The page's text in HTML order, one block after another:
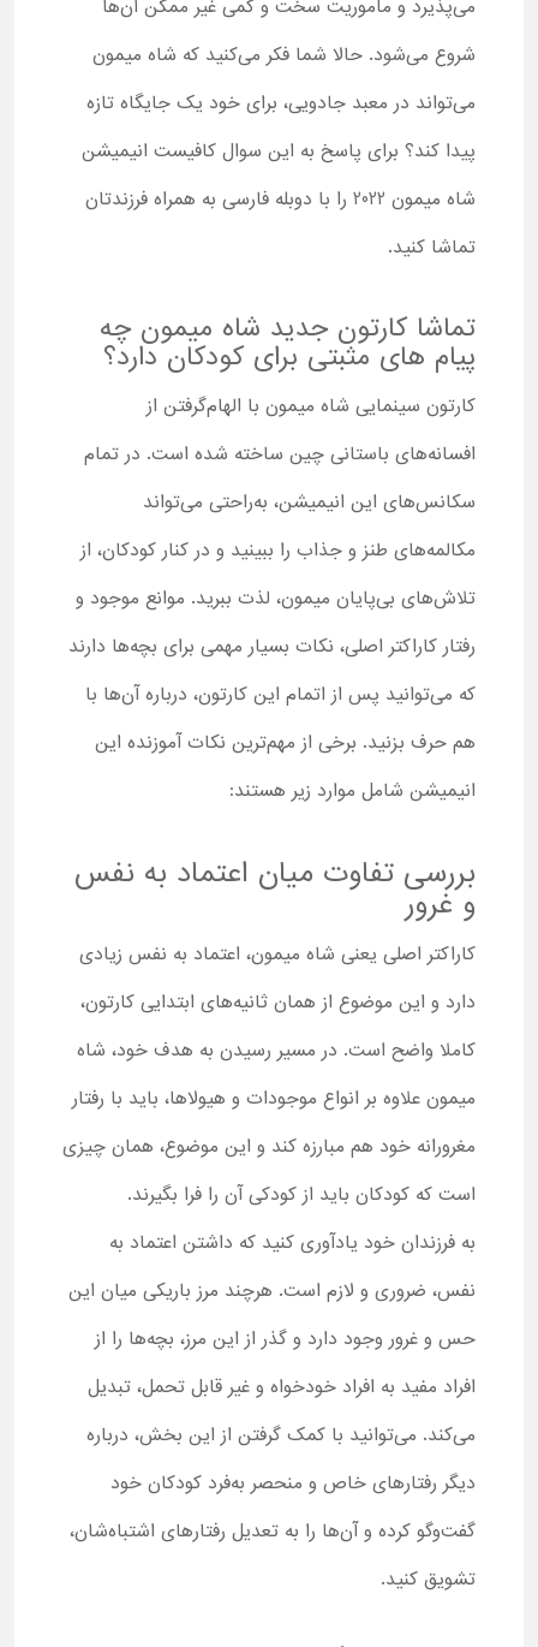
می‌پذیرد و ماموریت سخت و کمی غیر ممکن آن‌ها
شروع می‌شود. حالا شما فکر می‌کنید که شاه میمون
می‌تواند در معبد جادویی، برای خود یک جایگاه تازه
پیدا کند؟ برای پاسخ به این سوال کافیست انیمیشن
شاه میمون 2022 را با دوبله فارسی به همراه فرزندتان
تماشا کنید.
تماشا کارتون جدید شاه میمون چه
پیام های مثبتی برای کودکان دارد؟
کارتون سینمایی شاه میمون با الهام‌گرفتن از
افسانه‌های باستانی چین ساخته شده است. در تمام
سکانس‌های این انیمیشن، به‌راحتی می‌تواند
مکالمه‌های طنز و جذاب را ببینید و در کنار کودکان، از
تلاش‌های بی‌پایان میمون، لذت ببرید. موانع موجود و
رفتار کاراکتر اصلی، نکات بسیار مهمی برای بچه‌ها دارند
که می‌توانید پس از اتمام این کارتون، درباره آن‌ها با
هم حرف بزنید. برخی از مهم‌ترین نکات آموزنده این
انیمیشن شامل موارد زیر هستند:
بررسی تفاوت میان اعتماد به نفس
و غرور
کاراکتر اصلی یعنی شاه میمون، اعتماد به نفس زیادی
دارد و این موضوع از همان ثانیه‌های ابتدایی کارتون،
کاملا واضح است. در مسیر رسیدن به هدف خود، شاه
میمون علاوه بر انواع موجودات و هیولاها، باید با رفتار
مغرورانه خود هم مبارزه کند و این موضوع، همان چیزی
است که کودکان باید از کودکی آن را فرا بگیرند.
به فرزندان خود یادآوری کنید که داشتن اعتماد به
نفس، ضروری و لازم است. هرچند مرز باریکی میان این
حس و غرور وجود دارد و گذر از این مرز، بچه‌ها را از
افراد مفید به افراد خودخواه و غیر قابل تحمل، تبدیل
می‌کند. می‌توانید با کمک گرفتن از این بخش، درباره
دیگر رفتارهای خاص و منحصر به‌فرد کودکان خود
گفت‌وگو کرده و آن‌ها را به تعدیل رفتارهای اشتباه‌شان،
تشویق کنید.